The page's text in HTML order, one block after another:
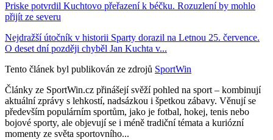
Priske potvrdil Kuchtovo přeřazení k béčku. Rozuzlení by mohlo
přijít ze severu
Nejdražší útočník v historii Sparty dorazil na Letnou 25. července.
O deset dní později chyběl Jan Kuchta v...
Tento článek byl publikován ze zdrojů SportWin
Články ze SportWin.cz přinášejí svěží pohled na sport – kombinují
aktuální zprávy s lehkostí, nadsázkou i špetkou zábavy. Věnují se
především populárním sportům, jako je fotbal, hokej, tenis nebo
bojové sporty, ale objevují se i méně tradiční témata a kuriózní
momenty ze světa sportovního...